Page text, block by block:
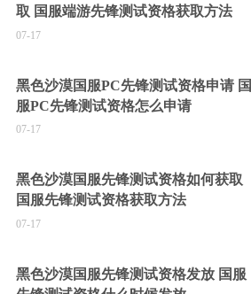
取 国服端游先锋测试资格获取方法
07-17
黑色沙漠国服PC先锋测试资格申请 国
服PC先锋测试资格怎么申请
07-17
黑色沙漠国服先锋测试资格如何获取
国服先锋测试资格获取方法
07-17
黑色沙漠国服先锋测试资格发放 国服